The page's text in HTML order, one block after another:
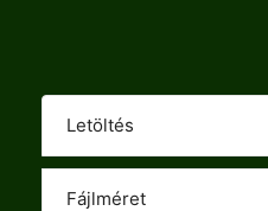
Letöltés
Fájlméret